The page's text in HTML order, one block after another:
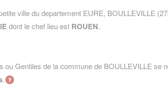
ville du departement EURE, BOULLEVILLE
dont le chef lieu est ROUEN.
ou Gentiles de la commune de BOULLEVILLE se
.